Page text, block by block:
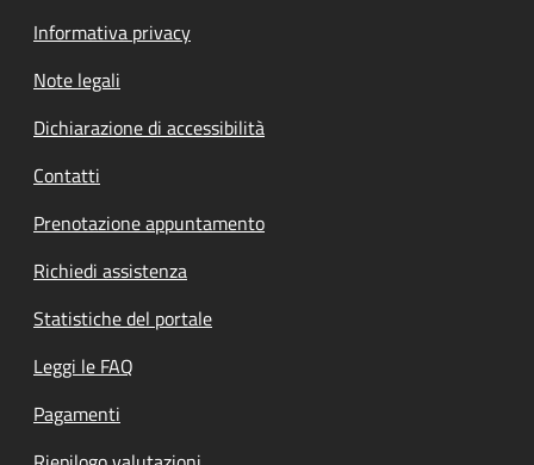
Informativa privacy
Note legali
Dichiarazione di accessibilità
Contatti
Prenotazione appuntamento
Richiedi assistenza
Statistiche del portale
Leggi le FAQ
Pagamenti